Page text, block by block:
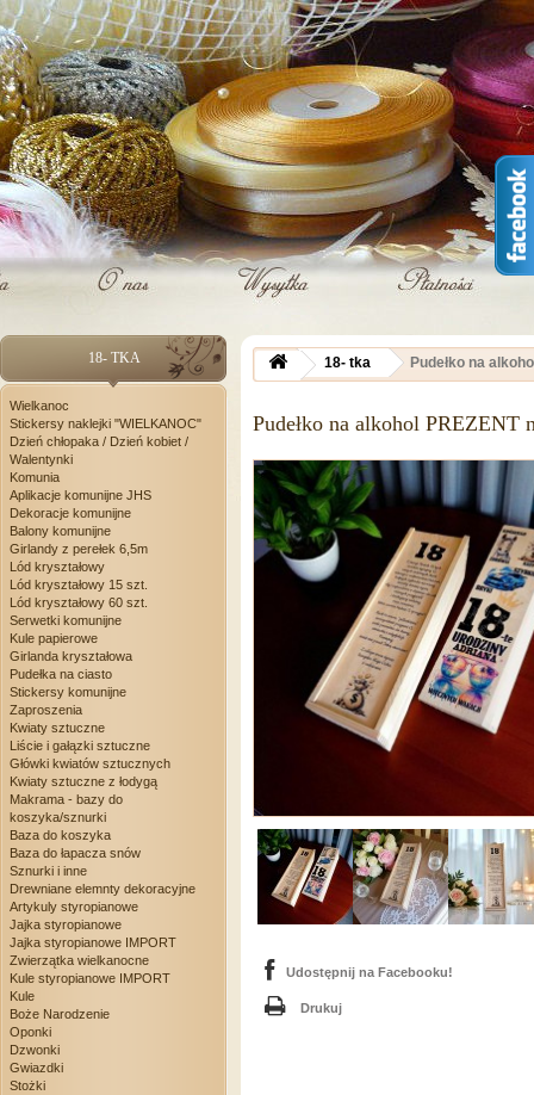
18- TKA
Wielkanoc
Stickersy naklejki "WIELKANOC"
Dzień chłopaka / Dzień kobiet /
Walentynki
Komunia
Aplikacje komunijne JHS
Dekoracje komunijne
Balony komunijne
Girlandy z perełek 6,5m
Lód kryształowy
Lód kryształowy 15 szt.
Lód kryształowy 60 szt.
Serwetki komunijne
Kule papierowe
Girlanda kryształowa
Pudełka na ciasto
Stickersy komunijne
Zaproszenia
Kwiaty sztuczne
Liście i gałązki sztuczne
Główki kwiatów sztucznych
Kwiaty sztuczne z łodygą
Makrama - bazy do
koszyka/sznurki
Baza do koszyka
Baza do łapacza snów
Sznurki i inne
Drewniane elemnty dekoracyjne
Artykuly styropianowe
Jajka styropianowe
Jajka styropianowe IMPORT
Zwierzątka wielkanocne
Kule styropianowe IMPORT
Kule
Boże Narodzenie
Oponki
Dzwonki
Gwiazdki
Stożki
18- tka Pudełko na
Pudełko na alkohol PREZENT
Udostępnij na Facebooku!
Drukuj